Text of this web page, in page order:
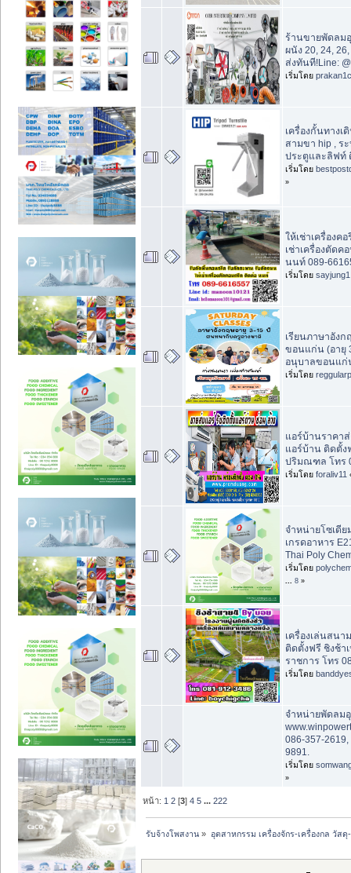
ร้านขายพัดลม
ผนัง 20, 24,
ส่งทันที!Line:
เริ่มโดย prakan1c
เครื่องกั้นทางเ
สามขา hip , ร
ประตูและลิฟท์
เริ่มโดย
»
ให้เช่าเครื่องค
เช่าเครื่องตัดค
นนท์ 089-
เริ่มโดย sayjung1
เรียนภาษาอังก
ขอนแก่น (อายุ
อนุบาลขอนแก่
เริ่มโดย
แอร์บ้านราคา
แอร์บ้าน ติดตั้ง
ปริมณฑล โทร
เริ่มโดย foraliv11
จำหน่ายโซเดีย
เกรดอาหาร
Thai Poly
เริ่มโดย
8 »
เครื่องเล่นสนา
ติดตั้งฟรี ชิงช้า
ราชการ โทร
เริ่มโดย
จำหน่ายพัดลม
086-357-2619,
9891.
เริ่มโดย
»
หน้า: 1 2 [3]4 5 ...222
รับจ้างโพสงาน » อุตสาหกรรม เครื่องจักร-เครื่องกล วัส